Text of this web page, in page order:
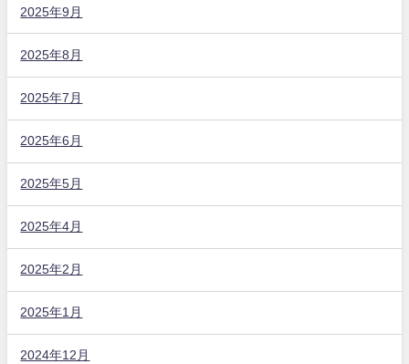
2025年9月
2025年8月
2025年7月
2025年6月
2025年5月
2025年4月
2025年2月
2025年1月
2024年12月